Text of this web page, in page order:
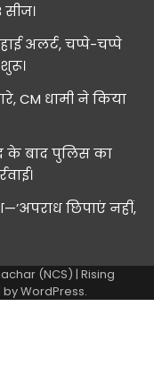
अलर्ट, चप्पे-चप्पे
CM धामी ने किया
के बाद पुलिस का
छिपाएं नहीं,
(NCS) | Rising
byWordPress.